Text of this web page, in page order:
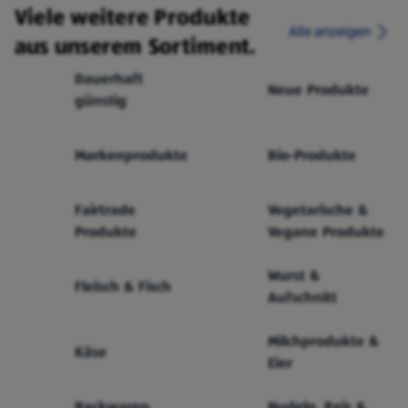
Viele weitere Produkte
aus unserem Sortiment.
Alle anzeigen
Dauerhaft
günstig
Neue Produkte
Markenprodukte Bio-Produkte
Fairtrade
Produkte
Vegetarische &
Vegane Produkte
Fleisch & Fisch
Wurst &
Aufschnitt
Käse
Milchprodukte &
Eier